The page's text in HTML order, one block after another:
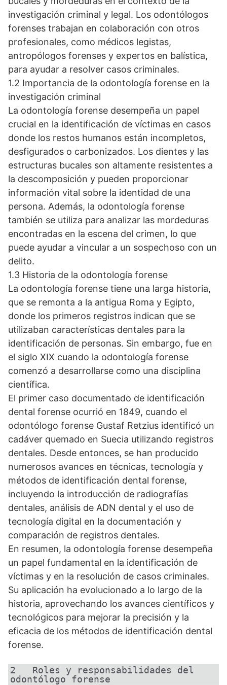
investigación criminal y legal. Los odontólogos
forenses trabajan en colaboración con otros
profesionales, como médicos legistas,
antropólogos forenses y expertos en balística,
para ayudar a resolver casos criminales.
1.2 Importancia de la odontología forense en la
investigación criminal
La odontología forense desempeña un papel
crucial en la identificación de víctimas en casos
donde los restos humanos están incompletos,
desfigurados o carbonizados. Los dientes y las
estructuras bucales son altamente resistentes a
la descomposición y pueden proporcionar
información vital sobre la identidad de una
persona. Además, la odontología forense
también se utiliza para analizar las mordeduras
encontradas en la escena del crimen, lo que
puede ayudar a vincular a un sospechoso con un
delito.
1.3 Historia de la odontología forense
La odontología forense tiene una larga historia,
que se remonta a la antigua Roma y Egipto,
donde los primeros registros indican que se
utilizaban características dentales para la
identificación de personas. Sin embargo, fue en
el siglo XIX cuando la odontología forense
comenzó a desarrollarse como una disciplina
científica.
El primer caso documentado de identificación
dental forense ocurrió en 1849, cuando el
odontólogo forense Gustaf Retzius identificó un
cadáver quemado en Suecia utilizando registros
dentales. Desde entonces, se han producido
numerosos avances en técnicas, tecnología y
métodos de identificación dental forense,
incluyendo la introducción de radiografías
dentales, análisis de ADN dental y el uso de
tecnología digital en la documentación y
comparación de registros dentales.
En resumen, la odontología forense desempeña
un papel fundamental en la identificación de
víctimas y en la resolución de casos criminales.
Su aplicación ha evolucionado a lo largo de la
historia, aprovechando los avances científicos y
tecnológicos para mejorar la precisión y la
eficacia de los métodos de identificación dental
forense.
2   Roles y responsabilidades del
odontólogo forense